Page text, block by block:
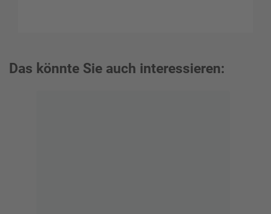
Das könnte Sie auch interessieren: